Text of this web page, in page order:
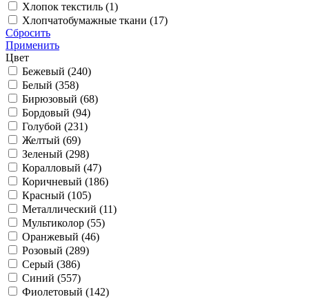
Хлопок текстиль (1)
Хлопчатобумажные ткани (17)
Сбросить
Применить
Цвет
Бежевый (240)
Белый (358)
Бирюзовый (68)
Бордовый (94)
Голубой (231)
Желтый (69)
Зеленый (298)
Коралловый (47)
Коричневый (186)
Красный (105)
Металлический (11)
Мультиколор (55)
Оранжевый (46)
Розовый (289)
Серый (386)
Синий (557)
Фиолетовый (142)